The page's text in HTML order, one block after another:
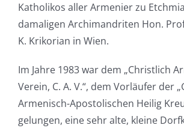
Katholikos aller Armenier zu
damaligen Archimandriten Hon.
K. Krikorian in Wien.
Im Jahre 1983 war dem „Christlich
Verein, C. A. V.“, dem Vorläufer der
Armenisch-Apostolischen Heilig
gelungen, eine sehr alte, kleine